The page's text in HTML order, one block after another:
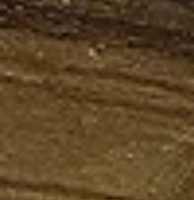
die Vorgeschichte der Operette zu erzählen.
Was Johann Strauss als festliche Einleitung
komponiert hat, wird bei uns zur Miniatur
eines Films aus Licht, Bewegung und
Projektion. Eine filmis